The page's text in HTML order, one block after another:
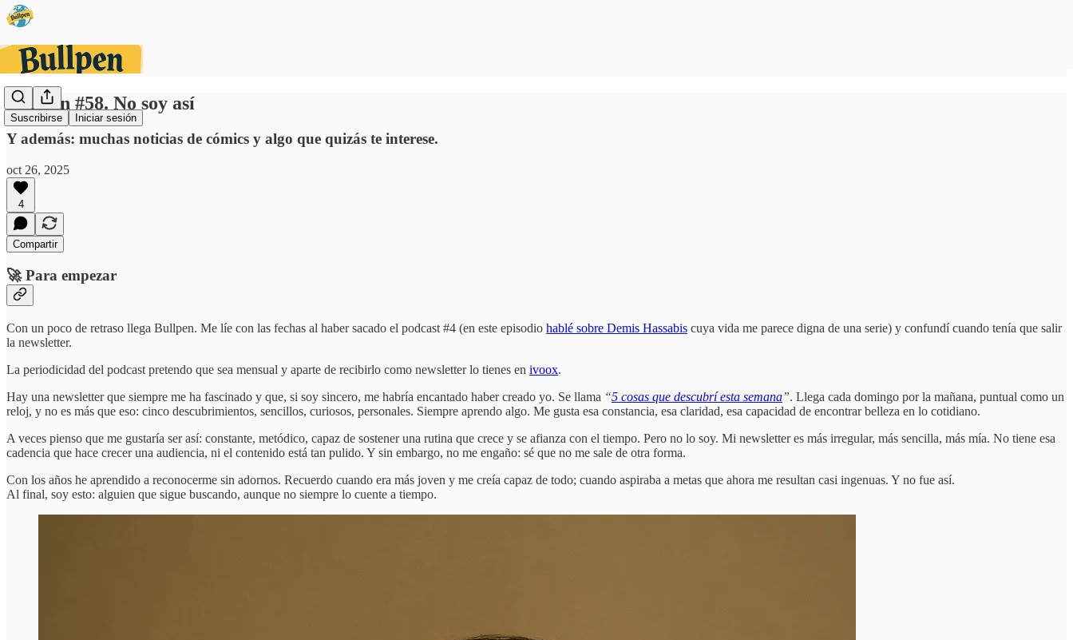
Suscribirse Iniciar sesión
Bullpen #58. No soy así
Y además: muchas noticias de cómics y algo que quizás te interese.
oct 26, 2025
4
Compartir
🚀 Para empezar
Con un poco de retraso llega Bullpen. Me líe con las fechas al haber sacado el podcast #4 (en este episodio hablé sobre Demis Hassabis cuya vida me parece digna de una serie) y confundí cuando tenía que salir
la newsletter.
La periodicidad del podcast pretendo que sea mensual y aparte de recibirlo como newsletter lo tienes en ivoox.
Hay una newsletter que siempre me ha fascinado y que, si soy sincero, me habría encantado haber creado yo. Se llama “5 cosas que descubrí esta semana”. Llega cada domingo por la mañana, puntual como un
reloj, y no es más que eso: cinco descubrimientos, sencillos, curiosos, personales. Siempre aprendo algo. Me gusta esa constancia, esa claridad, esa capacidad de encontrar belleza en lo cotidiano.
A veces pienso que me gustaría ser así: constante, metódico, capaz de sostener una rutina que crece y se afianza con el tiempo. Pero no lo soy. Mi newsletter es más irregular, más sencilla, más mía. No tiene esa
cadencia que hace crecer una audiencia, ni el contenido está tan pulido. Y sin embargo, no me engaño: sé que no me sale de otra forma.
Con los años he aprendido a reconocerme sin adornos. Recuerdo cuando era más joven y me creía capaz de todo; cuando aspiraba a metas que ahora me resultan casi ingenuas. Y no fue así.
Al final, soy esto: alguien que sigue buscando, aunque no siempre lo cuente a tiempo.